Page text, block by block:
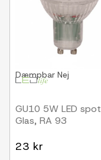
Dæmpbar Nej
GU10 5W LED spot
Glas, RA 93
23 kr